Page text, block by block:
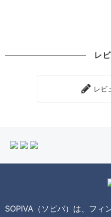
レ
レビ
SOPIVA（ソピバ）は、フィ